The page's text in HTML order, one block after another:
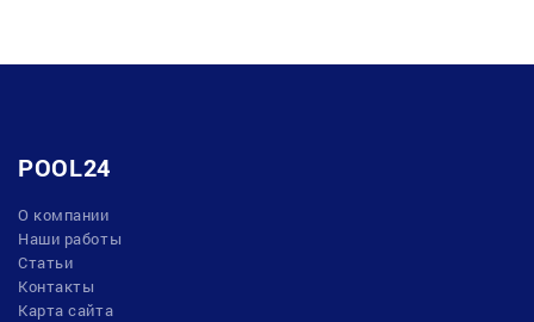
POOL24
О компании
Наши работы
Статьи
Контакты
Карта сайта